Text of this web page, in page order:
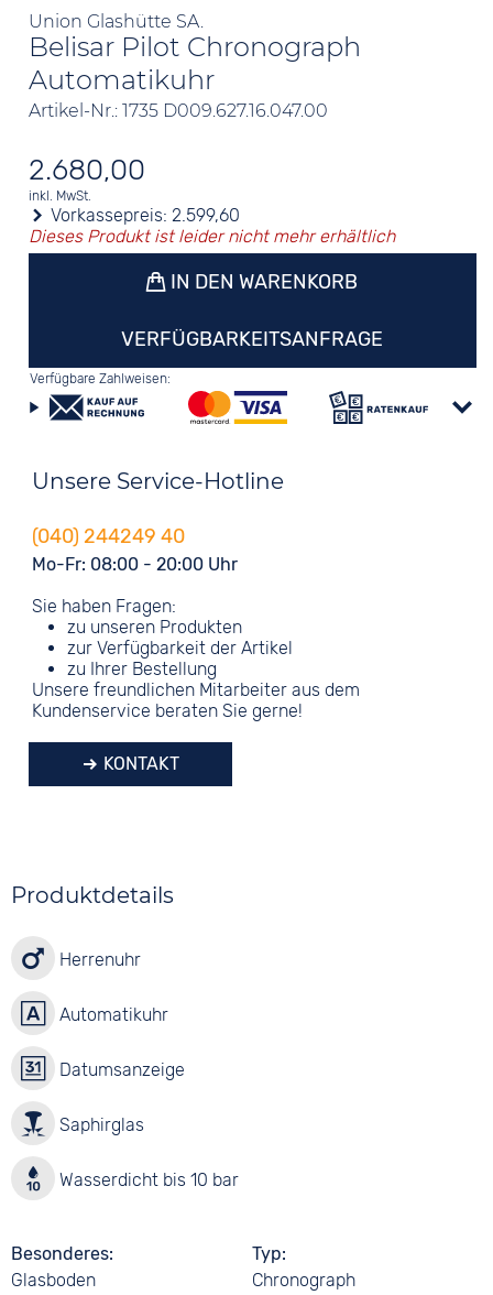
Union Glashütte SA.
Belisar Pilot Chronograph
Automatikuhr
Artikel-Nr.: 1735 D009.627.16.047.00
2.680,00
inkl. MwSt.
Vorkassepreis:2.599,60
Dieses Produkt ist leider nicht mehr erhältlich
IN DEN WARENKORB
VERFÜGBARKEITSANFRAGE
Verfügbare Zahlweisen:
Unsere Service-Hotline
(040) 244249 40
Mo-Fr: 08:00 - 20:00 Uhr
Sie haben Fragen:
zu unseren Produkten
zur Verfügbarkeit der Artikel
zu Ihrer Bestellung
Unsere freundlichen Mitarbeiter aus dem
Kundenservice beraten Sie gerne!
KONTAKT
Produktdetails
Herrenuhr
Automatikuhr
Datumsanzeige
Saphirglas
Wasserdicht bis 10 bar
Besonderes
Glasboden
Typ
Chronograph